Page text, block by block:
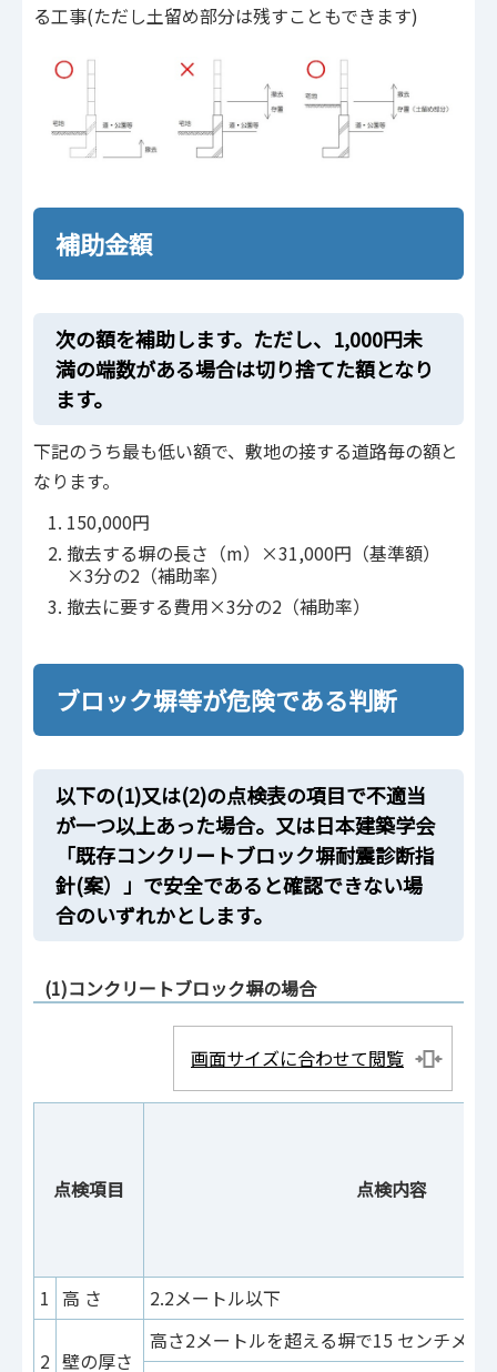
る工事(ただし土留め部分は残すこともできます)
補助金額
次の額を補助します。ただし、1,000円未
満の端数がある場合は切り捨てた額となり
ます。
下記のうち最も低い額で、敷地の接する道路毎の額と
なります。
150,000円
撤去する塀の長さ（m）×31,000円（基準額）
×3分の2（補助率）
撤去に要する費用×3分の2（補助率）
ブロック塀等が危険である判断
以下の(1)又は(2)の点検表の項目で不適当
が一つ以上あった場合。又は日本建築学会
「既存コンクリートブロック塀耐震診断指
針(案）」で安全であると確認できない場
合のいずれかとします。
(1)コンクリートブロック塀の場合
画面サイズに合わせて閲覧
点検項目 点検内容
1 高 さ 2.2メートル以下
2 壁の厚さ
高さ2メートルを超える塀で15 センチメー